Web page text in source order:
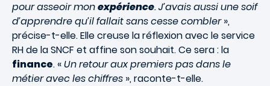
pour asseoir monexpérience. J’avais aussi une soif
d’apprendre qu’il fallait sans cesse combler»,
précise-t-elle. Elle creuse la réflexion avec le service
RH de la SNCF et affine son souhait. Ce sera : la
finance. «Un retour aux premiers pas dans le
métier avec les chiffres », raconte-t-elle.